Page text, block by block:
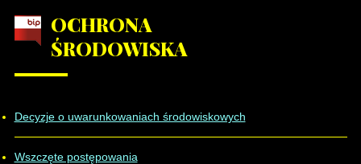
OCHRONA
ŚRODOWISKA
Decyzje o uwarunkowaniach środowiskowych
Wszczęte postępowania